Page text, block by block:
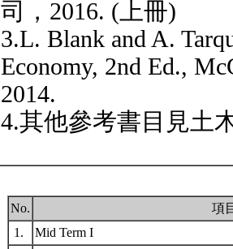
司，2016. (上冊)
3.L. Blank and A.
Economy, 2nd Ed.,
2014.
4.其他參考書目見土
No.
項
1.
Mid Term I